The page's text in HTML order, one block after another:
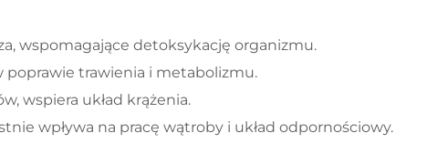
wspomagające detoksykację organizmu.
poprawie trawienia i metabolizmu.
wspiera układ krążenia.
wpływa na pracę wątroby i układ odpornościowy.